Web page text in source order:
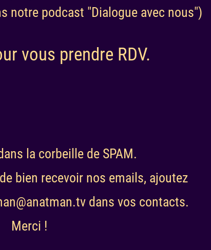
notre podcast "Dialogue avec nous")
vous prendre RDV.
la corbeille de SPAM.
bien recevoir nos emails, ajoutez
dans vos contacts.
Merci !